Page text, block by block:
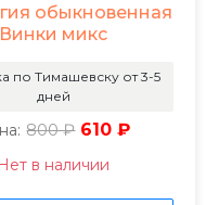
обыкновенная
Винки микс
по Тимашевску от 3-5
дней
800 ₽ 610 ₽
Нет в наличии